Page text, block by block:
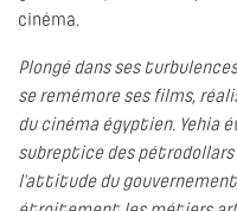
cinéma.
Plongé dans ses
se remémore ses films,
du cinéma égyptien. Yehia
subreptice des
l’attitude du